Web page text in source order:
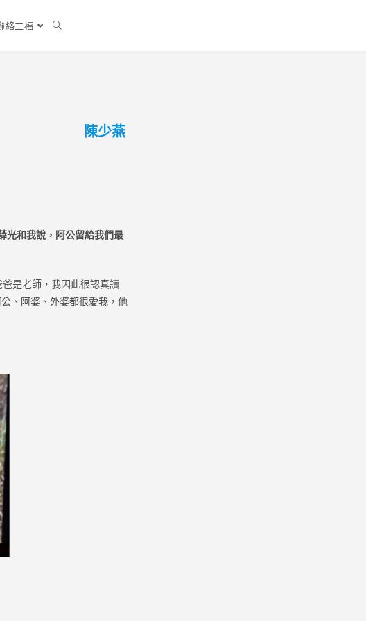
絡工福
陳少燕
光和我說，阿公留給我們最
是老師，我因此很認真讀
、阿婆、外婆都很愛我，他